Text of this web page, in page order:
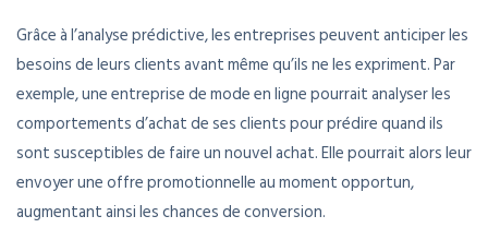
Grâce à l’analyse prédictive, les entreprises peuvent anticiper les
besoins de leurs clients avant même qu’ils ne les expriment. Par
exemple, une entreprise de mode en ligne pourrait analyser les
comportements d’achat de ses clients pour prédire quand ils
sont susceptibles de faire un nouvel achat. Elle pourrait alors leur
envoyer une offre promotionnelle au moment opportun,
augmentant ainsi les chances de conversion.